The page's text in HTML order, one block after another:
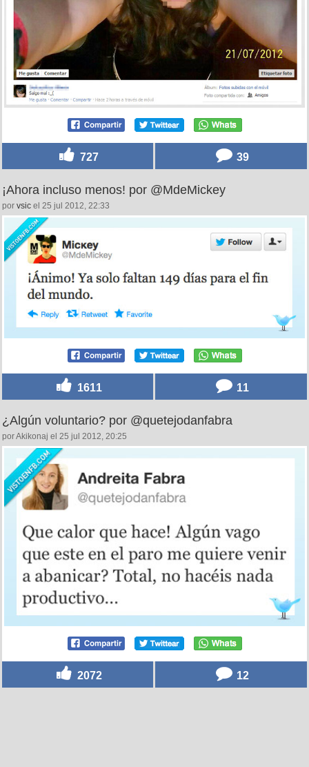
727 39
¡Ahora incluso menos! por @MdeMickey
por vsic el 25 jul 2012, 22:33
1611 11
¿Algún voluntario? por @quetejodanfabra
por Akikonaj el 25 jul 2012, 20:25
2072 12